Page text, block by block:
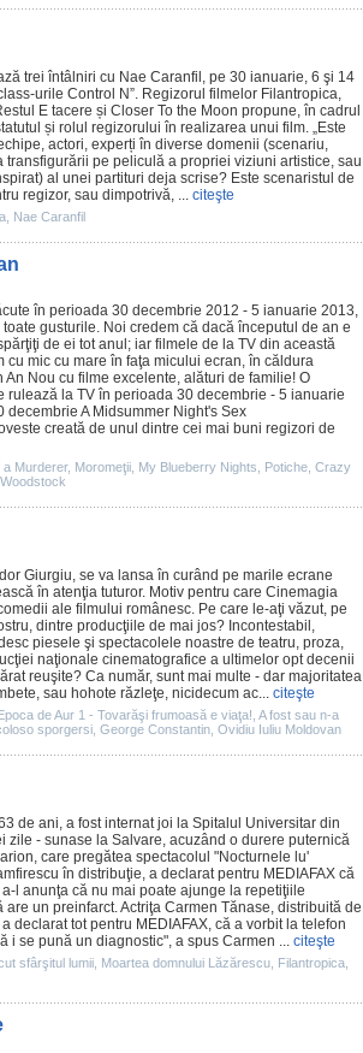
trei întâlniri cu Nae Caranfil , pe 30 ianuarie, 6 şi 14
urile Control N”. Regizorul filmelor Filantropica,
E tacere și Closer To the Moon propune, în cadrul
și rolul regizorului în realizarea unui film. „Este
actori, experți în diverse domenii (scenariu,
pe peliculă a propriei viziuni artistice, sau
al unei partituri deja scrise? Este scenaristul de
regizor, sau dimpotrivă, ... citeşte
Nae Caranfil
în perioada 30 decembrie 2012 - 5 ianuarie 2013,
gusturile. Noi credem că dacă începutul de an e
de ei tot anul; iar filmele de la TV din această
mic cu mare în faţa micului ecran, în căldura
An Nou cu filme excelente, alături de familie! O
rulează la TV în perioada 30 decembrie - 5 ianuarie
decembrie A Midsummer Night's Sex
creată de unul dintre cei mai buni regizori de
a Murderer, Moromeţii My Blueberry Nights Potiche Crazy
Giurgiu, se va lansa în curând pe marile ecrane
în atenţia tuturor. Motiv pentru care Cinemagia
ale filmului românesc. Pe care le-aţi văzut, pe
dintre producţiile de mai jos? Incontestabil,
piesele şi spectacolele noastre de teatru, proza,
naţionale cinematografice a ultimelor opt decenii
reuşite? Ca număr, sunt mai multe - dar majoritatea
sau hohote răzleţe, nicidecum ac... citeşte
de Aur 1 - Tovarăşi frumoasă e viaţa! A fost sau n-a
sporgersi George Constantin Ovidiu Iuliu Moldovan
de ani, a fost internat joi la Spitalul Universitar din
zile - sunase la Salvare, acuzând o durere puternică
care pregătea spectacolul "Nocturnele lu'
în distribuţie, a declarat pentru MEDIAFAX că
l anunţa că nu mai poate ajunge la repetiţiile
un preinfarct. Actriţa Carmen Tănase, distribuită de
declarat tot pentru MEDIAFAX, că a vorbit la telefon
i se pună un diagnostic", a spus Carmen ... citeşte
sfârşitul lumii Moartea domnului Lăzărescu Filantropica